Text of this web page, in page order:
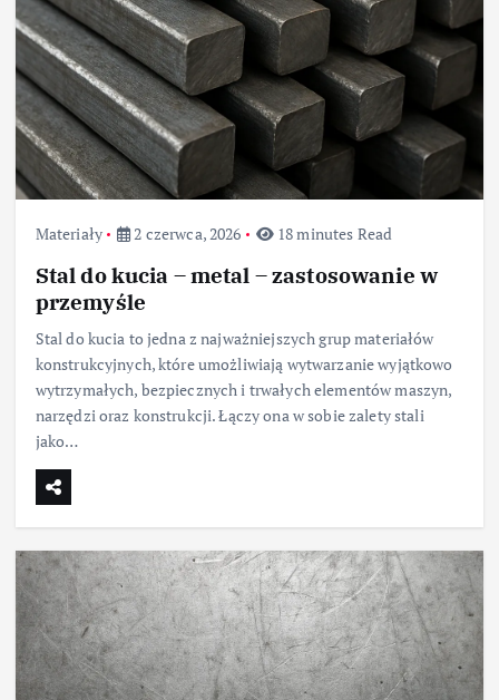
Materiały 2 czerwca, 2026 18 minutes Read
Stal do kucia – metal – zastosowanie w
przemyśle
Stal do kucia to jedna z najważniejszych grup materiałów
konstrukcyjnych, które umożliwiają wytwarzanie wyjątkowo
wytrzymałych, bezpiecznych i trwałych elementów maszyn,
narzędzi oraz konstrukcji. Łączy ona w sobie zalety stali
jako…